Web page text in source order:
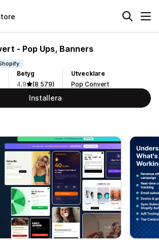
‑ Pop Ups, Banners
Betyg
4,9
(8 579)
Utvecklare
Pop Convert
Installera